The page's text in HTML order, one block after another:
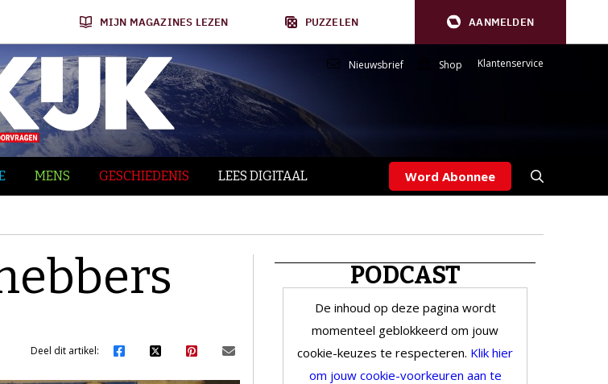
MIJN MAGAZINES LEZEN PUZZELEN AANMELDEN
Nieuwsbrief Shop Klantenservice
MENS GESCHIEDENIS LEES DIGITAAL Word Abonnee
Deel dit artikel:
PODCAST
De inhoud op deze pagina wordt
momenteel geblokkeerd om jouw
cookie-keuzes te respecteren. Klik hier
om jouw cookie-voorkeuren aan te